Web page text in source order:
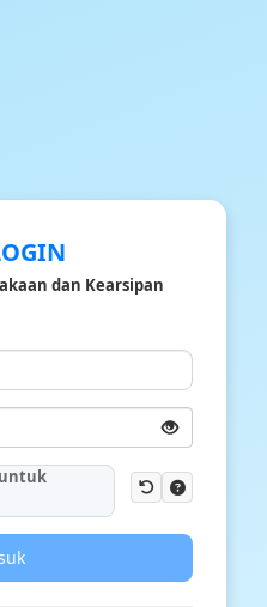
dan Kearsipan